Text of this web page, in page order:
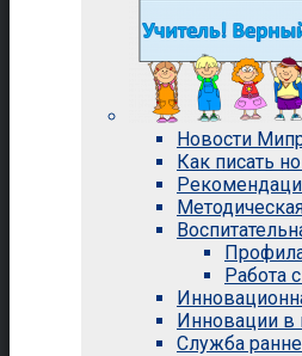
Новости
Как писать
Работа
Инновации в
Служба